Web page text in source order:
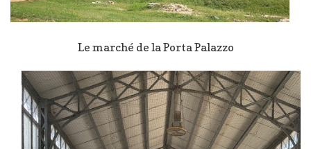
Le marché de la Porta Palazzo